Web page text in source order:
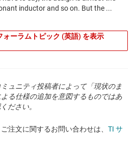
ーラムトピック (英語) を表示
ュニティ投稿者によって「現状のま
る仕様の追加を意図するものではあ
ださい。
注文に関するお問い合わせは、 TI サ